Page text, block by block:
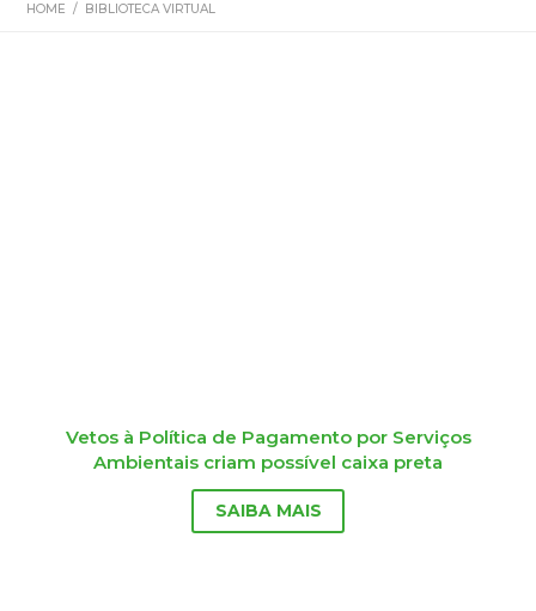
HOME / BIBLIOTECA VIRTUAL
Vetos à Política de Pagamento por Serviços
Ambientais criam possível caixa preta
SAIBA MAIS